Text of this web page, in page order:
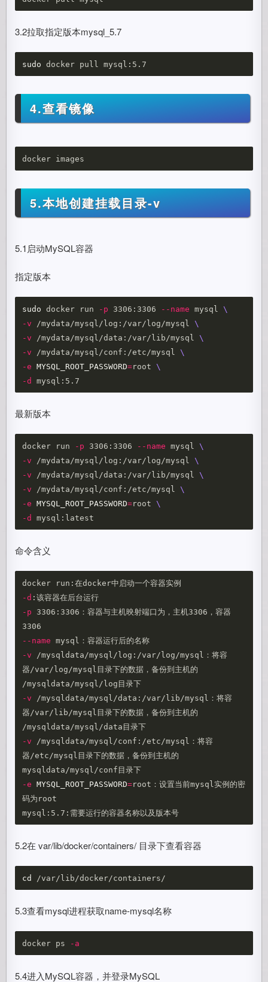
3.2拉取指定版本mysql_5.7
sudo
4.查看镜像
5.本地创建挂载目录-v
5.1启动MySQL容器
指定版本
sudo docker run -p 3306:3306 --name mysql \
-v /mydata/mysql/log:/var/log/mysql \
-v /mydata/mysql/data:/var/lib/mysql \
-v /mydata/mysql/conf:/etc/mysql \
-e
MYSQL_ROOT_PASSWORD=root \
-d
最新版本
docker run -p 3306:3306 --name mysql \
-v /mydata/mysql/log:/var/log/mysql \
-v /mydata/mysql/data:/var/lib/mysql \
-v /mydata/mysql/conf:/etc/mysql \
-e
MYSQL_ROOT_PASSWORD=root \
-d
命令含义
-d
-p 3306:3306：容器与主机映射端口为，主机3306，容器
--name
-v /mysqldata/mysql/log:/var/log/mysql：将容
器/var/log/mysql目录下的数据，备份到主机的
-v /mysqldata/mysql/data:/var/lib/mysql：将容
器/var/lib/mysql目录下的数据，备份到主机的
-v /mysqldata/mysql/conf:/etc/mysql：将容
器/etc/mysql目录下的数据，备份到主机的
-e
MYSQL_ROOT_PASSWORD=root：设置当前mysql实例的密
码为root
5.2在 var/lib/docker/containers/ 目录下查看容器
cd
5.3查看mysql进程获取name-mysql名称
docker ps -a
5.4进入MySQL容器，并登录MySQL